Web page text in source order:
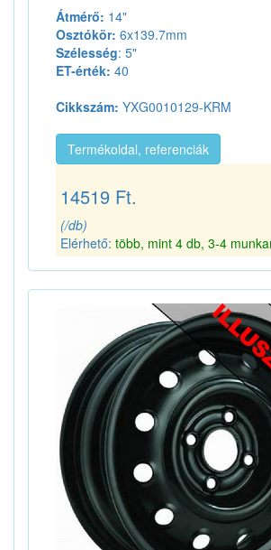
Átmérő: 14"
Osztókör: 6x139.7mm
Szélesség: 5"
ET-érték: 40
Cikkszám: YXG0010129-KRM
Termékoldal, referenciák
14519 Ft.
(/db)
Elérhető: több, mint 4 db, 3-4